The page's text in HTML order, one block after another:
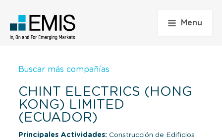
Menu
Buscar más compañías
CHINT ELECTRICS (HONG
KONG) LIMITED
(ECUADOR)
Principales Actividades: Construcción de Edificios